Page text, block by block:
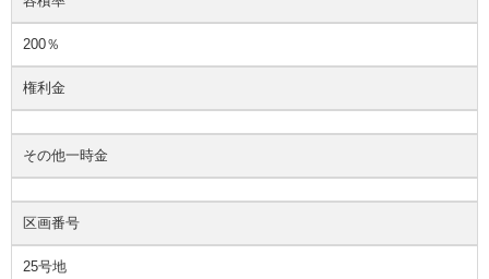
200％
権利金
その他一時金
区画番号
25号地